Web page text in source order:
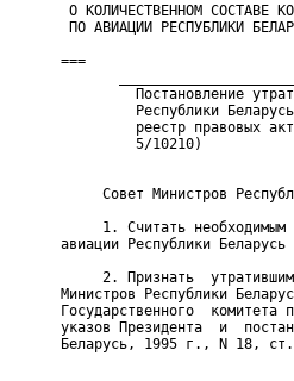
О КОЛИЧЕСТВЕННОМ СОСТАВЕ
ПО АВИАЦИИ РЕСПУБЛИКИ
===
Постановление
Республики
реестр правовых
         5/10210)
Совет Министров
1. Считать необходимым
авиации Республики
2. Признать
Министров Республики
Государственного  комитета
указов Президента  и
Беларусь, 1995 г., N 18,